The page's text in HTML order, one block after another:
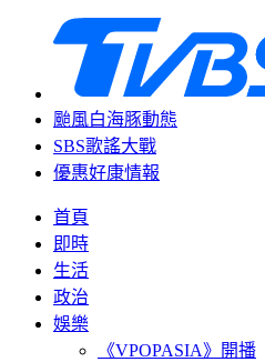
颱風白海豚動態
SBS歌謠大戰
優惠好康情報
首頁
即時
生活
政治
娛樂
《VPOPASIA》開播